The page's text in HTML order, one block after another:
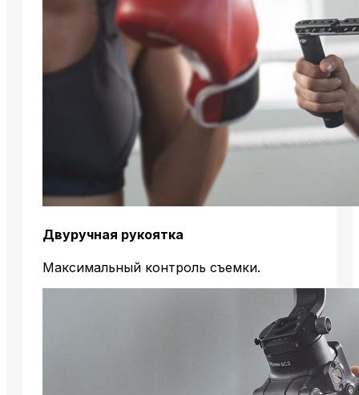
Двуручная рукоятка
Максимальный контроль съемки.